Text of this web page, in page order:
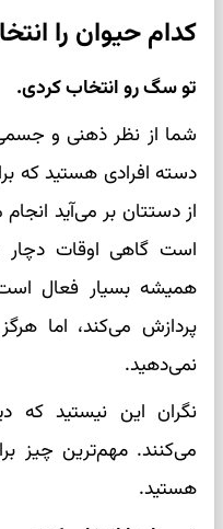
کدام حیوان را
تو سگ رو انتخاب کردی.
شما از نظر ذهنی و
دسته افرادی هستید که
از دستتان بر می‌آید
است گاهی اوقات دچار
همیشه بسیار فعال است
پردازش می‌کند، اما
نمی‌دهید.
نگران این نیستید که
می‌کنند. مهم‌ترین چیز
هستید.